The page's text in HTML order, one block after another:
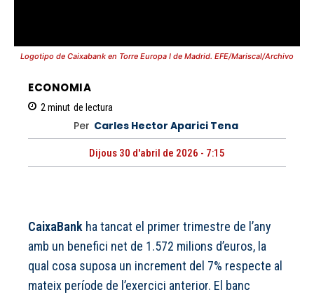
Logotipo de Caixabank en Torre Europa I de Madrid. EFE/Mariscal/Archivo
ECONOMIA
2 minut de lectura
Per Carles Hector Aparici Tena
Dijous 30 d'abril de 2026 - 7:15
CaixaBank ha tancat el primer trimestre de l’any
amb un benefici net de 1.572 milions d’euros, la
qual cosa suposa un increment del 7% respecte al
mateix període de l’exercici anterior. El banc